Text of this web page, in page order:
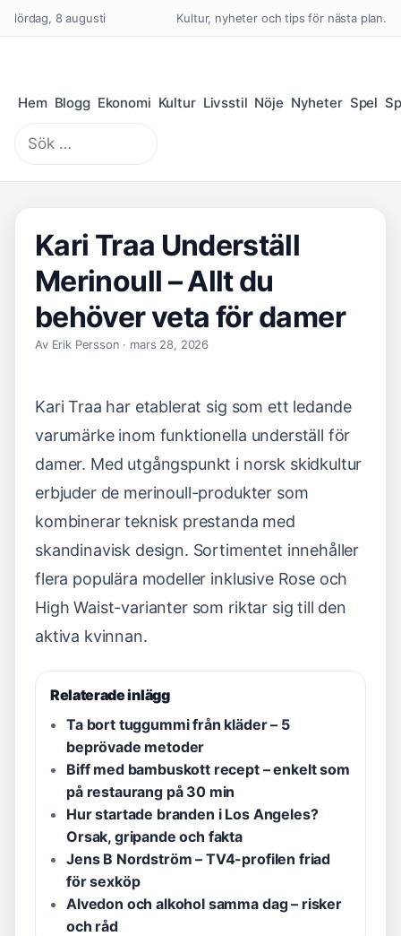
lördag, 8 augusti Kultur, nyheter och tips för nästa plan.
Hem Blogg Ekonomi Kultur Livsstil Nöje Nyheter Spel
Sök
efter:
Kari Traa Underställ
Merinoull – Allt du
behöver veta för damer
Av Erik Persson · mars 28, 2026
Kari Traa har etablerat sig som ett ledande
varumärke inom funktionella underställ för
damer. Med utgångspunkt i norsk skidkultur
erbjuder de merinoull-produkter som
kombinerar teknisk prestanda med
skandinavisk design. Sortimentet innehåller
flera populära modeller inklusive Rose och
High Waist-varianter som riktar sig till den
aktiva kvinnan.
Relaterade inlägg
Ta bort tuggummi från kläder – 5
beprövade metoder
Biff med bambuskott recept – enkelt som
på restaurang på 30 min
Hur startade branden i Los Angeles?
Orsak, gripande och fakta
Jens B Nordström – TV4-profilen friad
för sexköp
Alvedon och alkohol samma dag – risker
och råd